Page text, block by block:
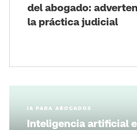
del abogado:
la práctica judicial
IA PARA ABOGADOS
Inteligencia artificial